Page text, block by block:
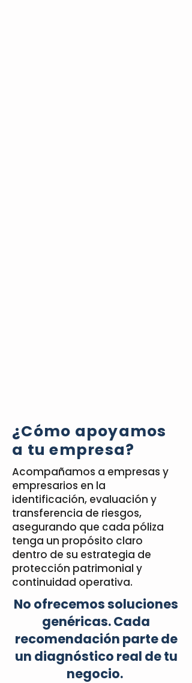
¿Cómo apoyamos
a tu empresa?
Acompañamos a empresas y
empresarios en la
identificación, evaluación y
transferencia de riesgos,
asegurando que cada póliza
tenga un propósito claro
dentro de su estrategia de
protección patrimonial y
continuidad operativa.
No ofrecemos soluciones
genéricas. Cada
recomendación parte de
un diagnóstico real de tu
negocio.